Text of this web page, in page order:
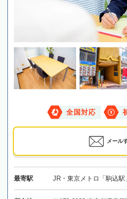
全国対応
メール
最寄駅 JR・東京メトロ「駒込駅